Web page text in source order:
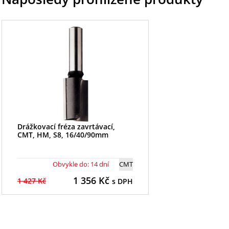
Drážkovací fréza zavrtávací,
CMT, HM, S8, 16/40/90mm
CMT
Obvykle do: 14 dní
1 427 Kč 1 356Kč s DPH